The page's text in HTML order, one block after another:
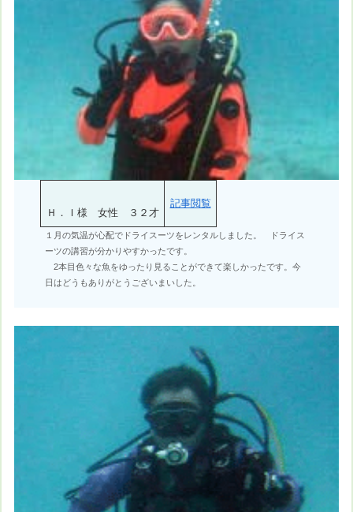
Ｈ．Ｉ様 女性 ３２才
記事閲覧
１月の気温が心配でドライスーツをレンタルしました。 ドライス
ーツの講習が分かりやすかったです。
2本目色々な魚をゆったり見ることができて楽しかったです。今
日はどうもありがとうございまいした。